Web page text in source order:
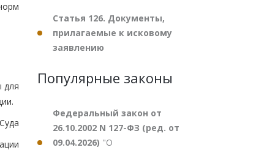
для
Статья 126. Документы,
прилагаемые к исковому
заявлению
Популярные законы
Федеральный закон от
26.10.2002 N 127-ФЗ (ред. от
09.04.2026) "О